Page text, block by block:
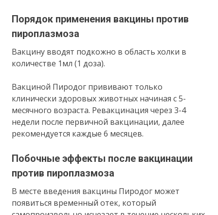
Порядок применения вакцины против
пироплазмоза
Вакцину вводят подкожно в область холки в
количестве 1мл (1 доза).
Вакциной Пиродог прививают только
клинически здоровых животных начиная с 5-
месячного возраста. Ревакцинация через 3-4
недели после первичной вакцинации, далее
рекомендуется каждые 6 месяцев.
Побочные эффекты после вакцинации
против пироплазмоза
В месте введения вакцины Пиродог может
появиться временный отек, который